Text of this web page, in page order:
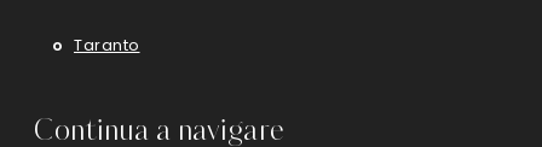
Taranto
Continua a navigare